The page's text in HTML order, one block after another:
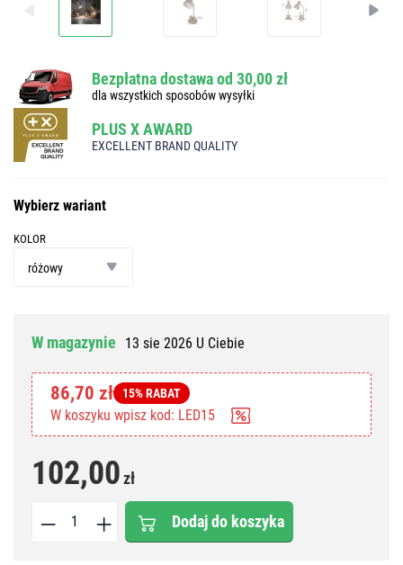
Bezpłatna dostawa od 30,00 zł
dla wszystkich sposobów wysyłki
PLUS X AWARD
EXCELLENT BRAND QUALITY
Wybierz wariant
KOLOR
różowy
W magazynie 13 sie 2026 U Ciebie
86,70 zł 15% RABAT
W koszyku wpisz kod: LED15
102,00zł
Dodaj do koszyka